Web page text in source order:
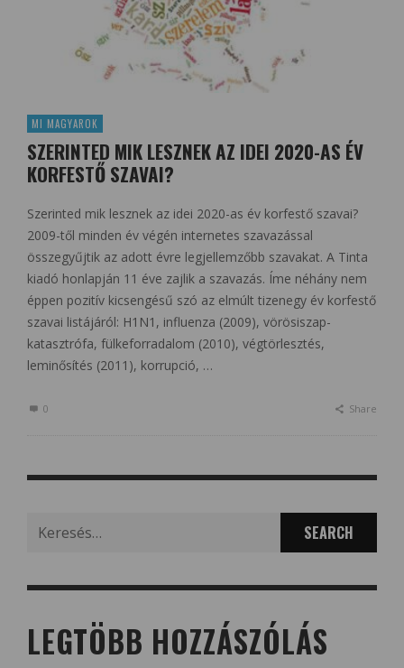
MI MAGYAROK
SZERINTED MIK LESZNEK AZ IDEI 2020-AS ÉV
KORFESTŐ SZAVAI?
Szerinted mik lesznek az idei 2020-as év korfestő szavai?
2009-től minden év végén internetes szavazással
összegyűjtik az adott évre legjellemzőbb szavakat. A Tinta
kiadó honlapján 11 éve zajlik a szavazás. Íme néhány nem
éppen pozitív kicsengésű szó az elmúlt tizenegy év korfestő
szavai listájáról: H1N1, influenza (2009), vörösiszap-
katasztrófa, fülkeforradalom (2010), végtörlesztés,
leminősítés (2011), korrupció, …
0 Share
LEGTÖBB HOZZÁSZÓLÁS